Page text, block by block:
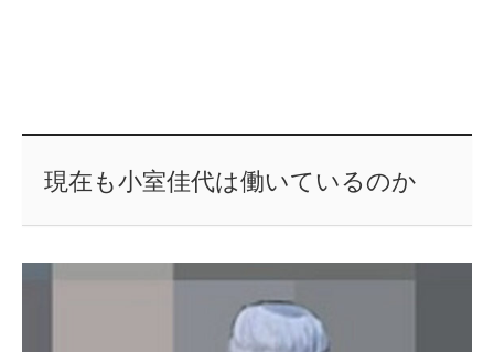
現在も小室佳代は働いているのか